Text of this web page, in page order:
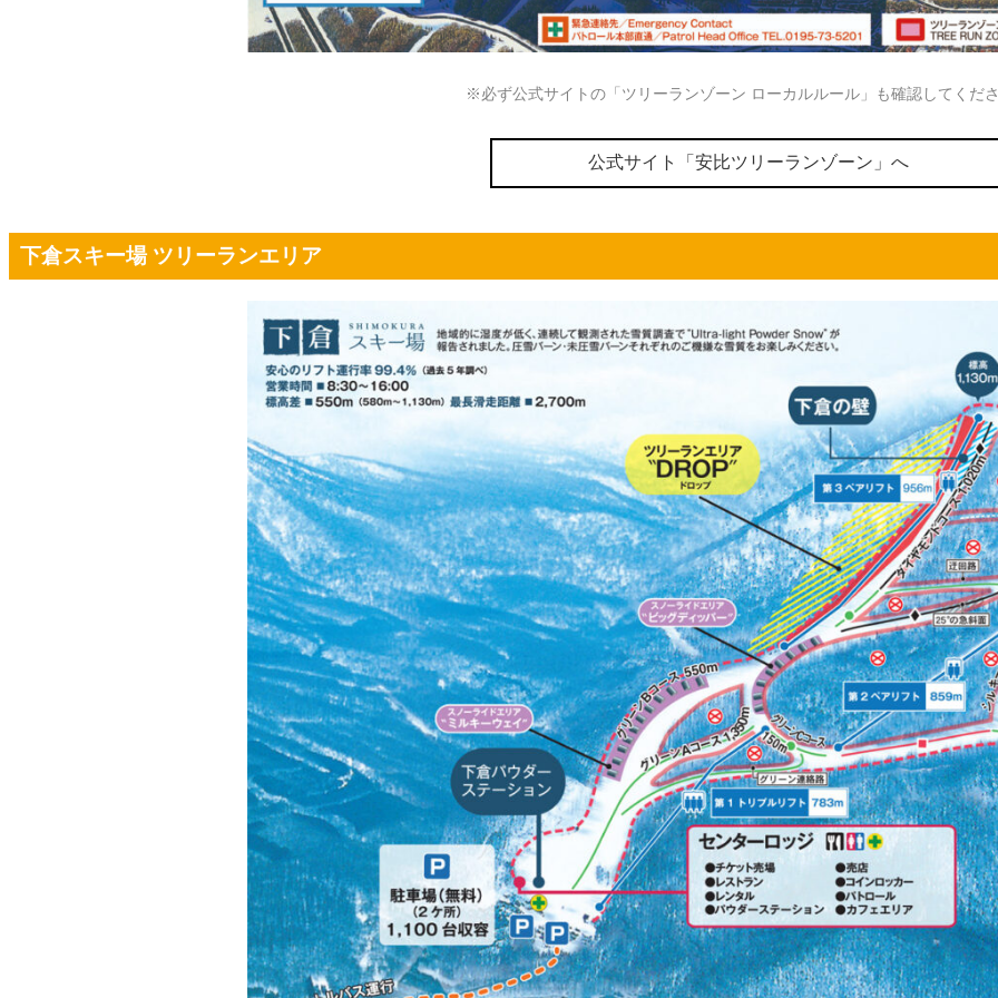
※必ず公式サイトの「ツリーランゾーン ローカルルール」も確認してくだ
公式サイト「安比ツリーランゾーン」へ
下倉スキー場 ツリーランエリア